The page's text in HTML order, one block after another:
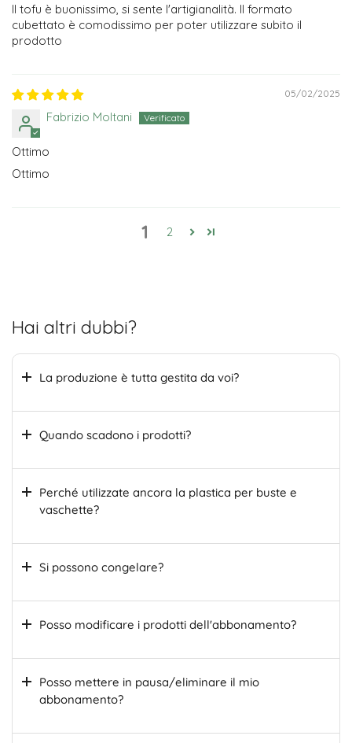
Il tofu è buonissimo, si sente l'artigianalità. Il formato
cubettato è comodissimo per poter utilizzare subito il
prodotto
05/02/2025
Fabrizio Moltani
Ottimo
Ottimo
1 2
Hai altri dubbi?
La produzione è tutta gestita da voi?
Quando scadono i prodotti?
Perché utilizzate ancora la plastica per buste e
vaschette?
Si possono congelare?
Posso modificare i prodotti dell'abbonamento?
Posso mettere in pausa/eliminare il mio
abbonamento?